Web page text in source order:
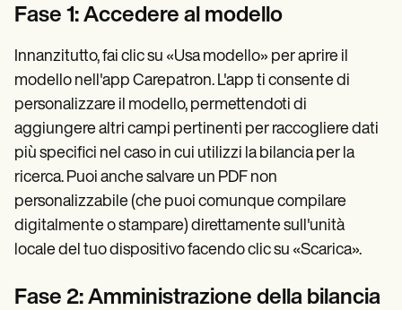
Fase 1: Accedere al modello
Innanzitutto, fai clic su «Usa modello» per aprire il
modello nell'app Carepatron. L'app ti consente di
personalizzare il modello, permettendoti di
aggiungere altri campi pertinenti per raccogliere dati
più specifici nel caso in cui utilizzi la bilancia per la
ricerca. Puoi anche salvare un PDF non
personalizzabile (che puoi comunque compilare
digitalmente o stampare) direttamente sull'unità
locale del tuo dispositivo facendo clic su «Scarica».
Fase 2: Amministrazione della bilancia